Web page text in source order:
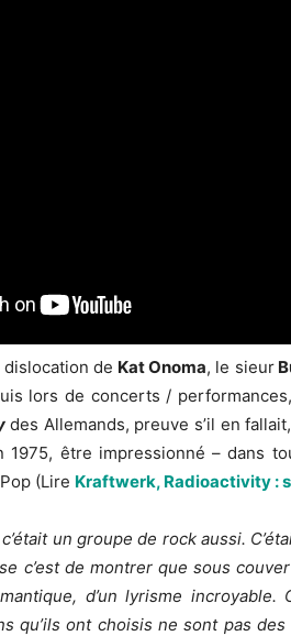
de Kat Onoma, le sieur
lors de concerts /
des Allemands, preuve s’il en
être impressionné – dans
(Lire Kraftwerk, Radioactivity :
un groupe de rock aussi.
c’est de montrer que sous
d’un lyrisme incroyable.
qu’ils ont choisis ne sont pas